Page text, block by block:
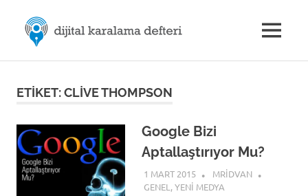
content
M.Rıdvan
ÖZDEMİR
Dijital
İletişim
MENU
ETIKET:CLIVE THOMPSON
Google Bizi
Aptallaştırıyor Mu?
1 MART 2015
MRIDVAN
GENEL ,YENI MEDYA